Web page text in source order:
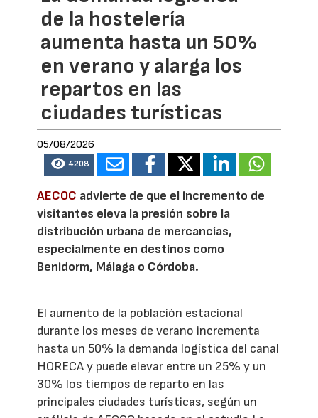
de la hostelería
aumenta hasta un 50%
en verano y alarga los
repartos en las
ciudades turísticas
05/08/2026
4208
AECOC advierte de que el incremento de
visitantes eleva la presión sobre la
distribución urbana de mercancías,
especialmente en destinos como
Benidorm, Málaga o Córdoba.
El aumento de la población estacional
durante los meses de verano incrementa
hasta un 50% la demanda logística del canal
HORECA y puede elevar entre un 25% y un
30% los tiempos de reparto en las
principales ciudades turísticas, según un